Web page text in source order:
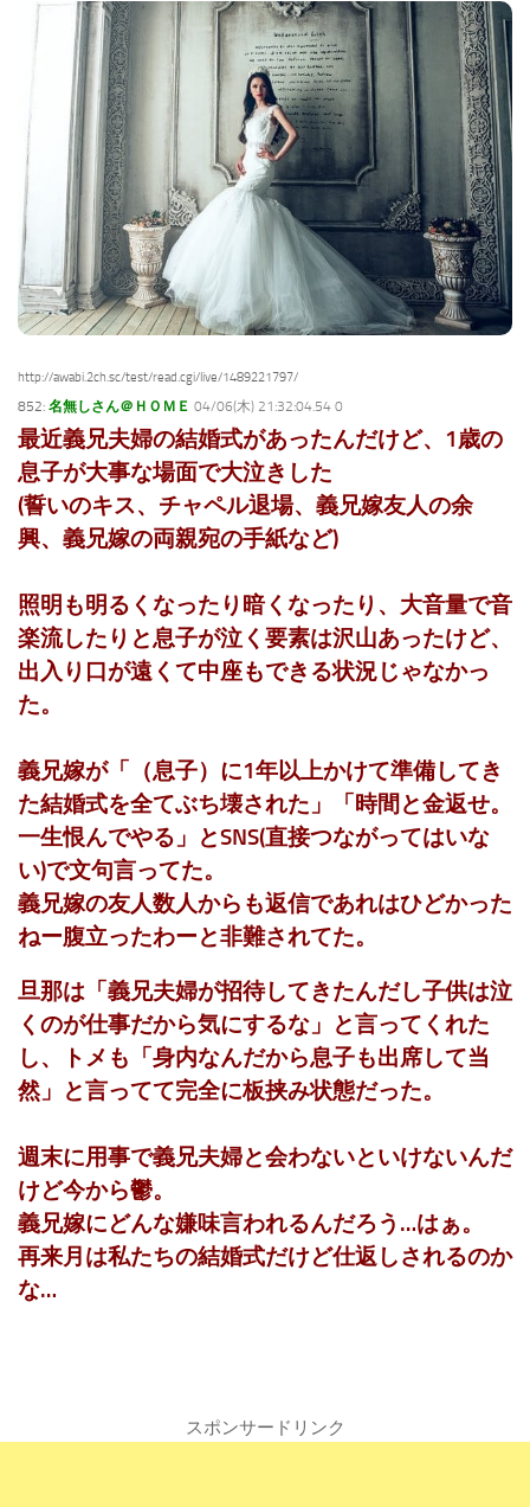
http://awabi.2ch.sc/test/read.cgi/live/1489221797/
852: 名無しさん＠ＨＯＭＥ 04/06(木) 21:32:04.54 0
最近義兄夫婦の結婚式があったんだけど、1歳の
息子が大事な場面で大泣きした
(誓いのキス、チャペル退場、義兄嫁友人の余
興、義兄嫁の両親宛の手紙など)
照明も明るくなったり暗くなったり、大音量で音
楽流したりと息子が泣く要素は沢山あったけど、
出入り口が遠くて中座もできる状況じゃなかっ
た。
義兄嫁が「（息子）に1年以上かけて準備してき
た結婚式を全てぶち壊された」「時間と金返せ。
一生恨んでやる」とSNS(直接つながってはいな
い)で文句言ってた。
義兄嫁の友人数人からも返信であれはひどかった
ねー腹立ったわーと非難されてた。
旦那は「義兄夫婦が招待してきたんだし子供は泣
くのが仕事だから気にするな」と言ってくれた
し、トメも「身内なんだから息子も出席して当
然」と言ってて完全に板挟み状態だった。
週末に用事で義兄夫婦と会わないといけないんだ
けど今から鬱。
義兄嫁にどんな嫌味言われるんだろう…はぁ。
再来月は私たちの結婚式だけど仕返しされるのか
な…
スポンサードリンク